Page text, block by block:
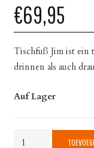
€69,95
Tischfuß Jim ist ein
drinnen als auch
Auf Lager
Jim